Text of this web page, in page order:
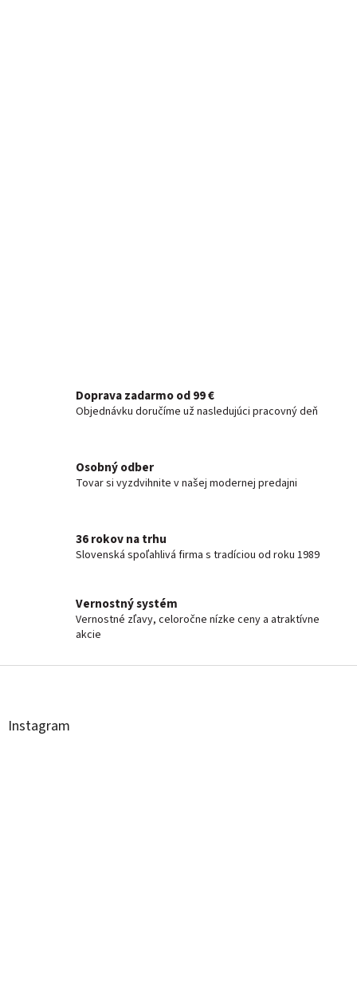
Doprava zadarmo od 99 €
Objednávku doručíme už nasledujúci pracovný deň
Osobný odber
Tovar si vyzdvihnite v našej modernej predajni
36 rokov na trhu
Slovenská spoľahlivá firma s tradíciou od roku 1989
Vernostný systém
Vernostné zľavy, celoročne nízke ceny a atraktívne
akcie
Z
Instagram